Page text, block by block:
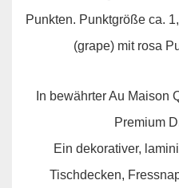
Punkten. Punktgröße ca.
(grape) mit rosa
In bewährter Au Maison
Premium
Ein dekorativer,
Tischdecken,